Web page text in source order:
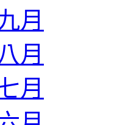
月
月
月